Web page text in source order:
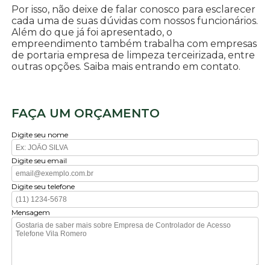
Por isso, não deixe de falar conosco para esclarecer
cada uma de suas dúvidas com nossos funcionários.
Além do que já foi apresentado, o
empreendimento também trabalha com empresas
de portaria empresa de limpeza terceirizada, entre
outras opções. Saiba mais entrando em contato.
FAÇA UM ORÇAMENTO
Digite seu nome
Digite seu email
Digite seu telefone
Mensagem